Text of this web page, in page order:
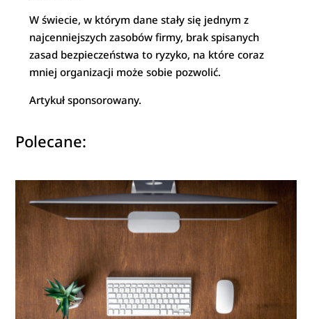
W świecie, w którym dane stały się jednym z
najcenniejszych zasobów firmy, brak spisanych
zasad bezpieczeństwa to ryzyko, na które coraz
mniej organizacji może sobie pozwolić.
Artykuł sponsorowany.
Polecane: